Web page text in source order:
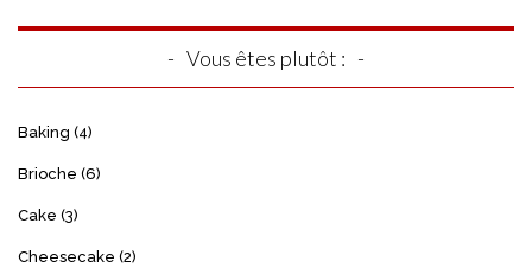
Vous êtes plutôt :
Baking (4)
Brioche (6)
Cake (3)
Cheesecake (2)